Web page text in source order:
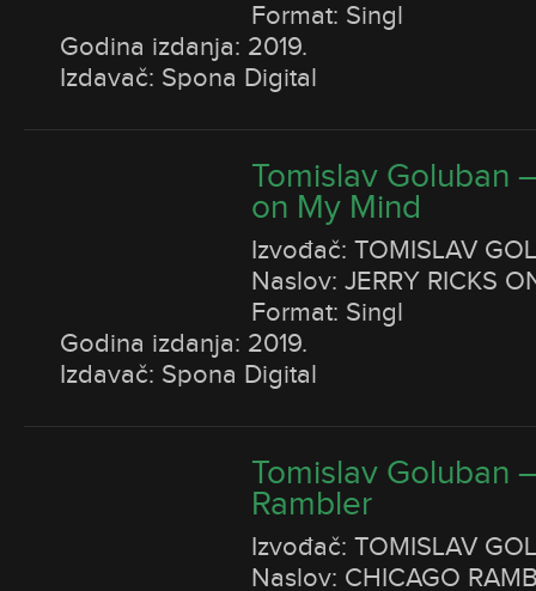
Format: Singl
Godina izdanja: 2019.
Izdavač: Spona Digital
Tomislav Goluban
on My Mind
Izvođač: TOMISLAV
Naslov: JERRY RICKS
Format: Singl
Godina izdanja: 2019.
Izdavač: Spona Digital
Tomislav Goluban
Rambler
Izvođač: TOMISLAV
Naslov: CHICAGO